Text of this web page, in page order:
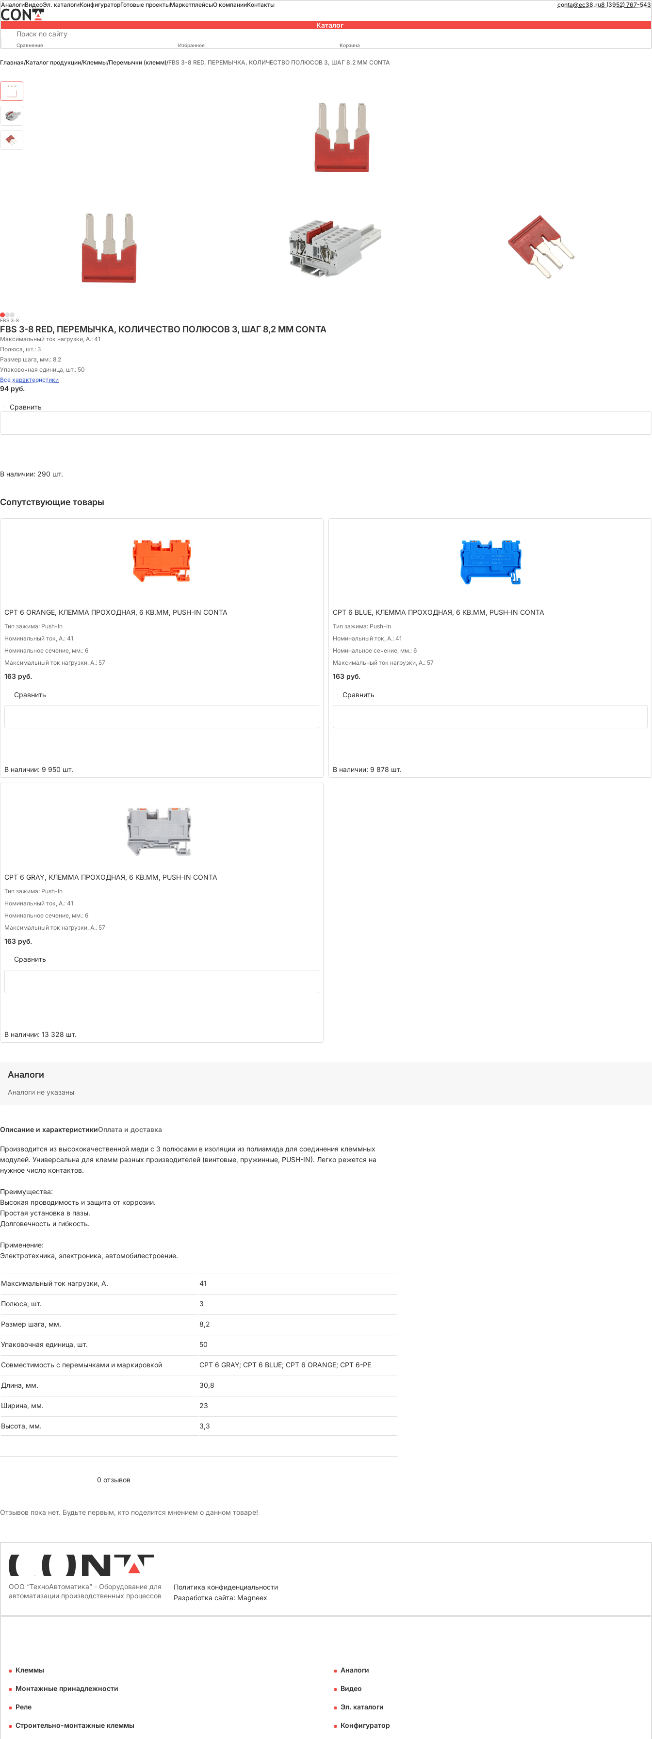
АналогиВидеоЭл. каталогиКонфигураторГотовые проектыМаркетплейсыО компанииКонтакты conta@ec38.ru8 (3952) 767-543
Каталог
Сравнение Избранное Корзина
Главная/Каталог продукции/Клеммы/Перемычки (клемм)/FBS 3-8 RED, ПЕРЕМЫЧКА, КОЛИЧЕСТВО ПОЛЮСОВ 3, ШАГ 8,2 ММ CONTA
FBS 3-8
FBS 3-8 RED, ПЕРЕМЫЧКА, КОЛИЧЕСТВО ПОЛЮСОВ 3, ШАГ 8,2 ММ CONTA
Максимальный ток нагрузки, А.: 41
Полюса, шт.: 3
Размер шага, мм.: 8,2
Упаковочная единица, шт.: 50
Все характеристики
94 руб.
Сравнить
В наличии: 290 шт.
Сопутствующие товары
CPT 6 ORANGE, КЛЕММА ПРОХОДНАЯ, 6 КВ.ММ, PUSH-IN CONTA
Тип зажима: Push-In
Номинальный ток, А.: 41
Номинальное сечение, мм.: 6
Максимальный ток нагрузки, А.: 57
163 руб.
Сравнить
В наличии: 9 950 шт.
CPT 6 BLUE, КЛЕММА ПРОХОДНАЯ, 6 КВ.ММ, PUSH-IN CONTA
Тип зажима: Push-In
Номинальный ток, А.: 41
Номинальное сечение, мм.: 6
Максимальный ток нагрузки, А.: 57
163 руб.
Сравнить
В наличии: 9 878 шт.
CPT 6 GRAY, КЛЕММА ПРОХОДНАЯ, 6 КВ.ММ, PUSH-IN CONTA
Тип зажима: Push-In
Номинальный ток, А.: 41
Номинальное сечение, мм.: 6
Максимальный ток нагрузки, А.: 57
163 руб.
Сравнить
В наличии: 13 328 шт.
Аналоги
Аналоги не указаны
Описание и характеристикиОплата и доставка
Производится из высококачественной меди с 3 полюсами в изоляции из полиамида для соединения клеммных
модулей. Универсальна для клемм разных производителей (винтовые, пружинные, PUSH-IN). Легко режется на
нужное число контактов.
Преимущества:
Высокая проводимость и защита от коррозии.
Простая установка в пазы.
Долговечность и гибкость.
Применение:
Электротехника, электроника, автомобилестроение.
Максимальный ток нагрузки, А. 41
Полюса, шт. 3
Размер шага, мм. 8,2
Упаковочная единица, шт. 50
Совместимость с перемычками и маркировкой CPT 6 GRAY; CPT 6 BLUE; CPT 6 ORANGE; CPT 6-PE
Длина, мм. 30,8
Ширина, мм. 23
Высота, мм. 3,3
0 отзывов
Отзывов пока нет. Будьте первым, кто поделится мнением о данном товаре!
ООО “ТехноАвтоматика” - Оборудование для
автоматизации производственных процессов
Политика конфиденциальности
Разработка сайта: Magneex
Клеммы
Монтажные принадлежности
Реле
Строительно-монтажные клеммы
Аналоги
Видео
Эл. каталоги
Конфигуратор